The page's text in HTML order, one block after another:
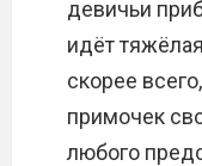
девичьи
идёт
скорее
примочек
любого